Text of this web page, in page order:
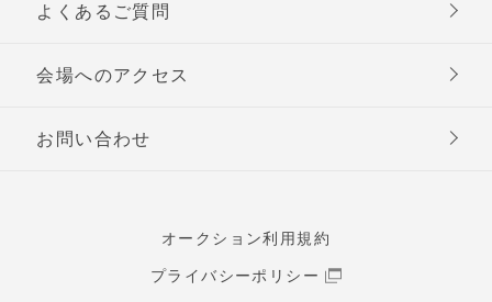
よくあるご質問
会場へのアクセス
お問い合わせ
オークション利用規約
プライバシーポリシー